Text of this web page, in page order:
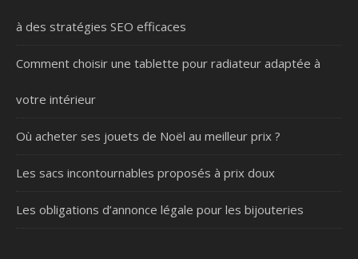
à des stratégies SEO efficaces
Comment choisir une tablette pour radiateur adaptée à
votre intérieur
Où acheter ses jouets de Noël au meilleur prix ?
Les sacs incontournables proposés à prix doux
Les obligations d’annonce légale pour les bijouteries